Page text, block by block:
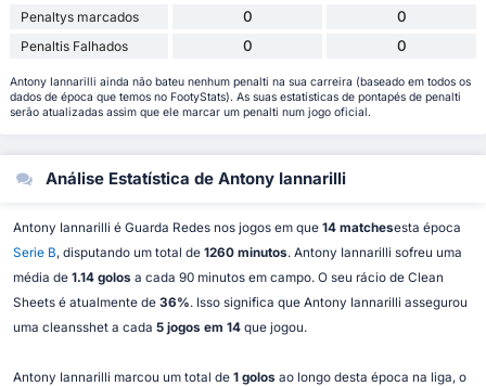
Penaltys marcados 0 0
Penaltis Falhados 0 0
Antony Iannarilli ainda não bateu nenhum penalti na sua carreira (baseado em todos os
dados de época que temos no FootyStats). As suas estatísticas de pontapés de penalti
serão atualizadas assim que ele marcar um penalti num jogo oficial.
Análise Estatística de Antony Iannarilli
Antony Iannarilli é Guarda Redes nos jogos em que 14 matchesesta época
Serie B, disputando um total de 1260 minutos. Antony Iannarilli sofreu uma
média de 1.14 golos a cada 90 minutos em campo. O seu rácio de Clean
Sheets é atualmente de 36%. Isso significa que Antony Iannarilli assegurou
uma cleansshet a cada 5 jogos em 14que jogou.
Antony Iannarilli marcou um total de 1 golos ao longo desta época na liga, o